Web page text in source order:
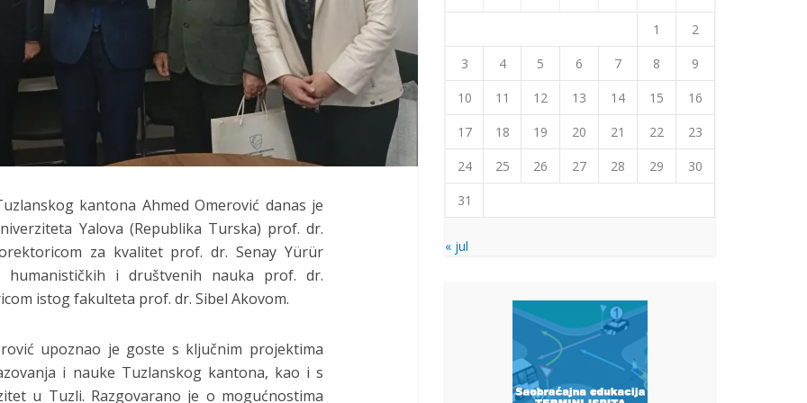
kantona Ahmed Omerović danas je
Yalova (Republika Turska) prof. dr.
za kvalitet prof. dr. Senay Yürür
humanističkih i društvenih nauka prof. dr.
istog fakulteta prof. dr. Sibel Akovom.
upoznao je goste s ključnim projektima
i nauke Tuzlanskog kantona, kao i s
u Tuzli. Razgovarano je o mogućnostima
1
2
3
4 5 6 7 8
9
10
11 12 13 14 15
16
17
18 19 20 21 22
23
24
25 26 27 28 29
30
31
« jul